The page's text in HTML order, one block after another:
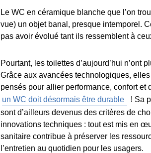
Le WC en céramique blanche que l’on
vue) un objet banal, presque intemporel.
pas avoir évolué tant ils ressemblent à
Pourtant, les toilettes d’aujourd’hui n’ont
Grâce aux avancées technologiques,
pensés pour allier performance, confort et
un WC doit désormais être durable
! Sa
sont d’ailleurs devenus des critères de
innovations techniques : tout est mis en
sanitaire contribue à préserver les
l’entretien au quotidien pour les usagers.